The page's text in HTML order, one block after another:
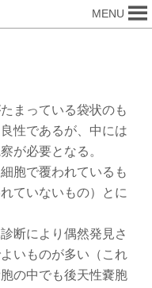
MENU
まっている袋状のも
性であるが、中には
が必要となる。
胞で覆われているも
ていないもの）とに
断により偶然発見さ
いものが多い（これ
の中でも後天性嚢胞